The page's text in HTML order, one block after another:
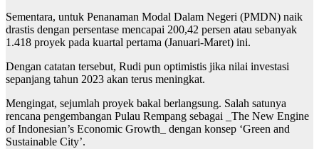
Sementara, untuk Penanaman Modal Dalam Negeri (PMDN) naik
drastis dengan persentase mencapai 200,42 persen atau sebanyak
1.418 proyek pada kuartal pertama (Januari-Maret) ini.
Dengan catatan tersebut, Rudi pun optimistis jika nilai investasi
sepanjang tahun 2023 akan terus meningkat.
Mengingat, sejumlah proyek bakal berlangsung. Salah satunya
rencana pengembangan Pulau Rempang sebagai _The New Engine
of Indonesian’s Economic Growth_ dengan konsep ‘Green and
Sustainable City’.